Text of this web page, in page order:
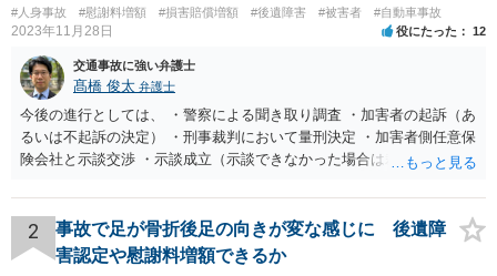
#人身事故 #慰謝料増額 #損害賠償増額 #後遺障害 #被害者 #自動車事故
2023年11月28日 役にたった 12
交通事故に強い弁護士
髙橋 俊太 弁護士
今後の進行としては、 ・警察による聞き取り調査 ・加害者の起訴（あ
るいは不起訴の決定） ・刑事裁判において量刑決定 ・加害者側任意保
険会社と示談交渉 ・示談成立（示談できなかった場合は裁判） となり
加害者に対する処罰感情など尋ねられるはずですので、率直にお答え
になるとよいと思います。
2
事故で足が骨折後足の向きが変な感じに 後遺障
害認定や慰謝料増額できるか